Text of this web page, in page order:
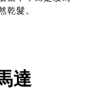
乾髮。
達